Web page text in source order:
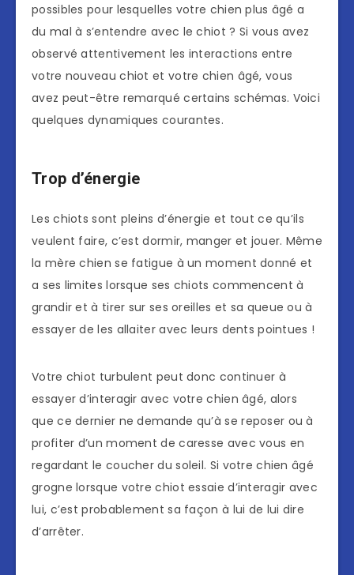
possibles pour lesquelles votre chien plus âgé a
du mal à s’entendre avec le chiot ? Si vous avez
observé attentivement les interactions entre
votre nouveau chiot et votre chien âgé, vous
avez peut-être remarqué certains schémas. Voici
quelques dynamiques courantes.
Trop d’énergie
Les chiots sont pleins d’énergie et tout ce qu’ils
veulent faire, c’est dormir, manger et jouer. Même
la mère chien se fatigue à un moment donné et
a ses limites lorsque ses chiots commencent à
grandir et à tirer sur ses oreilles et sa queue ou à
essayer de les allaiter avec leurs dents pointues !
Votre chiot turbulent peut donc continuer à
essayer d’interagir avec votre chien âgé, alors
que ce dernier ne demande qu’à se reposer ou à
profiter d’un moment de caresse avec vous en
regardant le coucher du soleil. Si votre chien âgé
grogne lorsque votre chiot essaie d’interagir avec
lui, c’est probablement sa façon à lui de lui dire
d’arrêter.